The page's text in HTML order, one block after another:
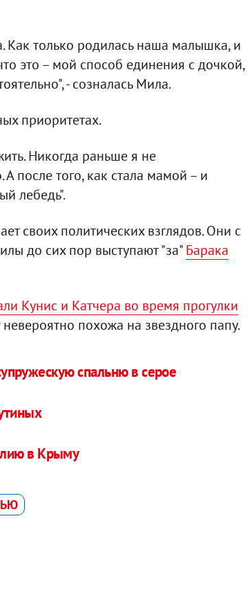
только родилась наша малышка, и
это – мой способ единения с дочкой,
- созналась Мила.
приоритетах.
Никогда раньше я не
после того, как стала мамой – и
лебедь".
своих политических взглядов. Они с
до сих пор выступают "за"Барака
Кунис и Катчера во время прогулки
невероятно похожа на звездного папу.
спальню в серое
в Крыму